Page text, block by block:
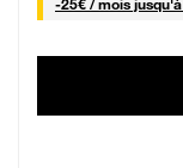
-25€ / mois